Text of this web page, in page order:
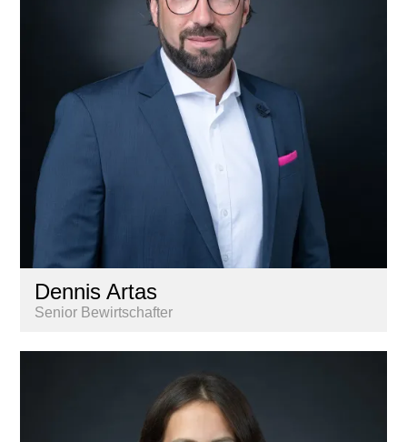
Dennis Artas
Senior Bewirtschafter